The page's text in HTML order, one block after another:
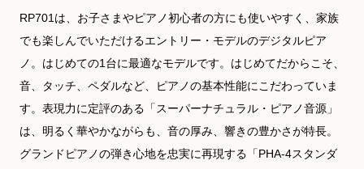
RP701は、お子さまやピアノ初心者の方にも使いやすく、家族
でも楽しんでいただけるエントリー・モデルのデジタルピア
ノ。はじめての1台に最適なモデルです。はじめてだからこそ、
音、タッチ、ペダルなど、ピアノの基本性能にこだわっていま
す。表現力に定評のある「スーパーナチュラル・ピアノ音源」
は、明るく華やかながらも、音の厚み、響きの豊かさが特長。
グランドピアノの弾き心地を忠実に再現する「PHA-4スタンダ